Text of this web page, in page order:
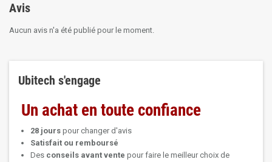
Avis
Aucun avis n'a été publié pour le moment.
Ubitech s'engage
Un achat en toute confiance
28 jours pour changer d'avis
Satisfait ou remboursé
Des conseils avant vente pour faire le meilleur choix de